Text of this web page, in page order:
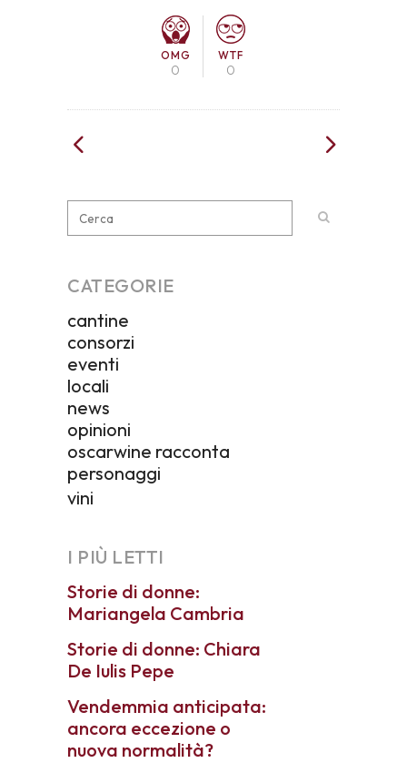
OMG
0
WTF
0
CATEGORIE
cantine
consorzi
eventi
locali
news
opinioni
oscarwine racconta
personaggi
vini
I PIÙ LETTI
Storie di donne:
Mariangela Cambria
Storie di donne: Chiara
De Iulis Pepe
Vendemmia anticipata:
ancora eccezione o
nuova normalità?